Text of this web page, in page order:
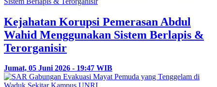
Kejahatan Korupsi Pemerasan Abdul
Wahid Menggunakan Sistem Berlapis &
Terorganisir
Jumat, 05 Juni 2026 - 19:47 WIB